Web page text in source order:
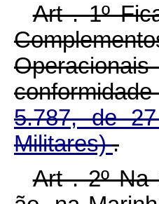
Art . 1º
5.787, de
Militares).
Art . 2º Na